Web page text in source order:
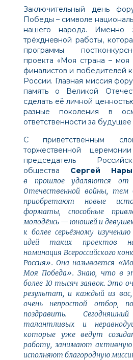
Заключительный день
Победы – символе
нашего народа. Именно
трёхдневной работы,
программы
проекта «Моя страна – моя
финалистов и победителей
России. Главная миссия
память о Великой
сделать её личной
разные поколения в
ответственности за будущее
С приветственным
торжественной
председатель
общества Сергей
в прошлое удаляются от
Отечественной войны, тем
приобретают новые
форматы, способные
молодёжь — юношей и
к более серьёзному
идей таких проектов
номинация Всероссийского
Россия». Она называется
Моя Победа». Знаю, что в
более 10 тысяч заявок. Это
результат, и каждый из вас,
очень непростой отбор,
поздравить.
талантливых и
которые уже ведут
работу, занимают активную
исполняют благородную